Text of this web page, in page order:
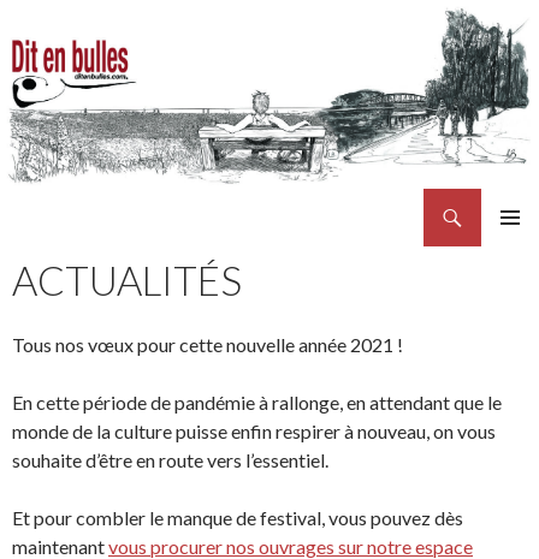
ACTUALITÉS
Tous nos vœux pour cette nouvelle année 2021 !
En cette période de pandémie à rallonge, en attendant que le
monde de la culture puisse enfin respirer à nouveau, on vous
souhaite d’être en route vers l’essentiel.
Et pour combler le manque de festival, vous pouvez dès
maintenantvous procurer nos ouvrages sur notre espace